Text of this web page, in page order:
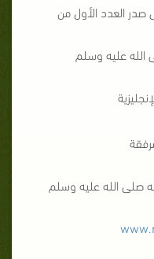
صدر العدد الأول من
عليه وسلم
صلى الله عليه وسلم